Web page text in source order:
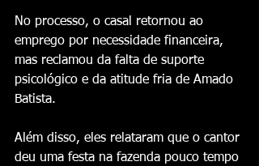
No processo, o casal retornou ao
emprego por necessidade financeira,
mas reclamou da falta de suporte
psicológico e da atitude fria de Amado
Batista.
Além disso, eles relataram que o cantor
deu uma festa na fazenda pouco tempo